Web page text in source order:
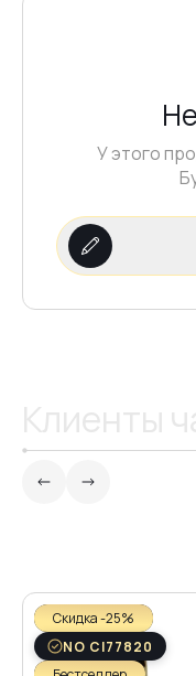
#16
#14
У этого
Скидка -25%
NO CI77820